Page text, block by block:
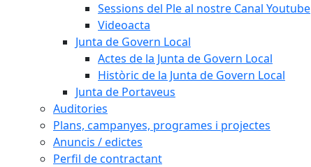
Sessions del Ple al nostre Canal Youtube
Videoacta
Junta de Govern Local
Actes de la Junta de Govern Local
Històric de la Junta de Govern Local
Junta de Portaveus
Auditories
Plans, campanyes, programes i projectes
Anuncis / edictes
Perfil de contractant